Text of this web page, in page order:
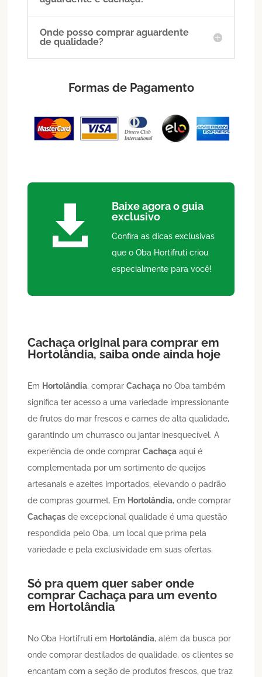
Onde posso comprar aguardente
de qualidade?
Formas de Pagamento

Baixe agora o guia
exclusivo
Confira as dicas exclusivas
que o Oba Hortifruti criou
especialmente para você!
Cachaça original para comprar em
Hortolândia, saiba onde ainda hoje
Em Hortolândia, comprarCachaça no Oba também
significa ter acesso a uma variedade impressionante
de frutos do mar frescos e carnes de alta qualidade,
garantindo um churrasco ou jantar inesquecível. A
experiência de onde comprarCachaça aqui é
complementada por um sortimento de queijos
artesanais e azeites importados, elevando o padrão
de compras gourmet. Em Hortolândia, onde comprar
Cachaças de excepcional qualidade é uma questão
respondida pelo Oba, um local que prima pela
variedade e pela exclusividade em suas ofertas.
Só pra quem quer saber onde
comprarCachaça para um evento
em Hortolândia
No Oba Hortifruti em Hortolândia, além da busca por
onde comprar destilados de qualidade, os clientes se
encantam com a seção de produtos frescos, que traz